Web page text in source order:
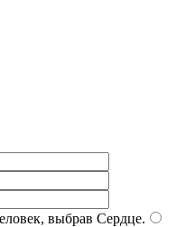
выбрав Сердце.